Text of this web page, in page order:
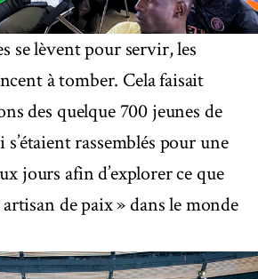
se lèvent pour servir, les
à tomber. Cela faisait
des quelque 700 jeunes de
rassemblés pour une
jours afin d’explorer ce que
de paix » dans le monde